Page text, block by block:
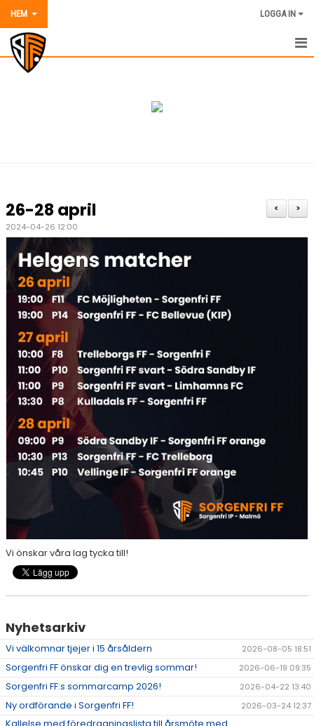
HEM LOGGA IN
HEM
KALENDER
MATCHER
DOKUMENT
BILDER
>
<
26-28 april
2024-04-26 12:00
Vi önskar våra lag tycka till!
Nyhetsarkiv
Vi välkomnar tjejer i 15 årsåldern 2026-08-05 18:51
Sorgenfri FF önskar dig en trevlig sommar! 2026-06-19 09:35
Sorgenfri FF:s sommarcamp 2026! 2026-04-22 13:40
Ny ordförande i Sorgenfri FF! 2026-03-24 12:37